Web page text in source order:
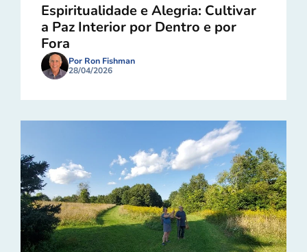
Espiritualidade e Alegria: Cultivar
a Paz Interior por Dentro e por
Fora
Por Ron Fishman
28/04/2026